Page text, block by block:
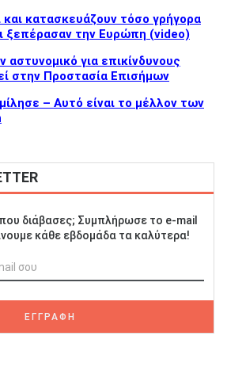
και κατασκευάζουν τόσο γρήγορα
ξεπέρασαν την Ευρώπη (video)
για επικίνδυνους
στην Προστασία Επισήμων
– Αυτό είναι το μέλλον των
διάβασες; Συμπλήρωσε το e-mail
κάθε εβδομάδα τα καλύτερα!
ΕΓΓΡΑΦΗ